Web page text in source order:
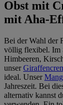
Obst mit
mit Aha-
Bei der Wahl der
völlig flexibel. Im
Himbeeren,
unser
ideal. Unser
Jahreszeit. Bei
alternativ kannst